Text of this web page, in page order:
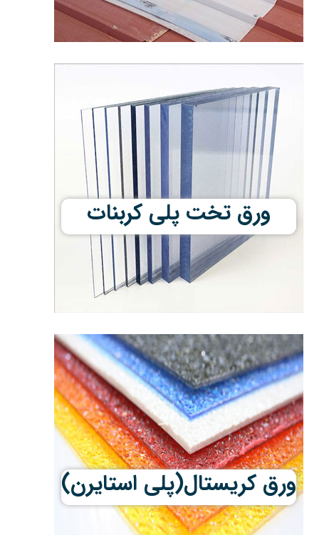
ورق تخت پلی کربنات
ورق کریستال(پلی استایرن)